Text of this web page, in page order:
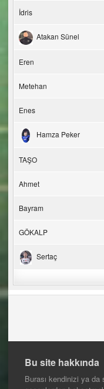
İdris
Atakan Sünel
Eren
Metehan
Enes
Hamza Peker
TAŞO
Ahmet
Bayram
GÖKALP
Sertaç
Bu site hakkında
Burası kendinizi ya